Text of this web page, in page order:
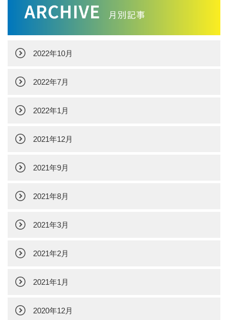
2022年10月
2022年7月
2022年1月
2021年12月
2021年9月
2021年8月
2021年3月
2021年2月
2021年1月
2020年12月